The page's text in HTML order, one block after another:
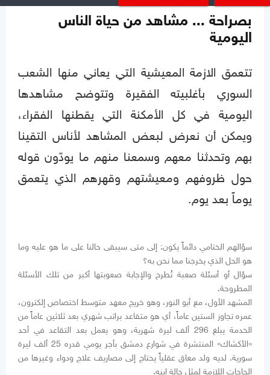
بصراحة ... مشاهد من حياة الناس
اليومية
تتعمق الازمة المعيشية التي يعاني منها الشعب
السوري بأغلبيته الفقيرة وتتوضح مشاهدها
اليومية في كل الأمكنة التي يقطنها الفقراء،
ويمكن أن نعرض لبعض المشاهد لأناس التقينا
بهم وتحدثنا معهم وسمعنا منهم ما يودّون قوله
حول ظروفهم ومعيشتهم وقهرهم الذي يتعمق
يوماً بعد يوم.
سؤالهم الختامي دائماً يكون: إلى متى سيبقى حالنا على ما هو عليه وما
هو الحل الذي يخرجنا مما نحن به؟
سؤال أو أسئلة صعبة تُطرح والإجابة صعوبتها أكبر من تلك الأسئلة
المطروحة.
المشهد الأول، مع أبو النور، وهو خريج معهد متوسط اختصاص إلكترون،
عمره تجاوز الستين عاماً، أي هو متقاعد براتب شهري بعد ثلاثين عاماً من
الخدمة يبلغ 296 ألف ليرة شهرية، وهو يعمل بعد التقاعد في أحد
«الأكشاك» المنتشرة في شوارع دمشق بأجر يومي قدره 25 ألف ليرة
سورية. لديه ولد معاق عقلياً يحتاج إلى مصاريف علاج ودواء وغيرها من
الحاجات اللازمة لمثل حالة ابنه.